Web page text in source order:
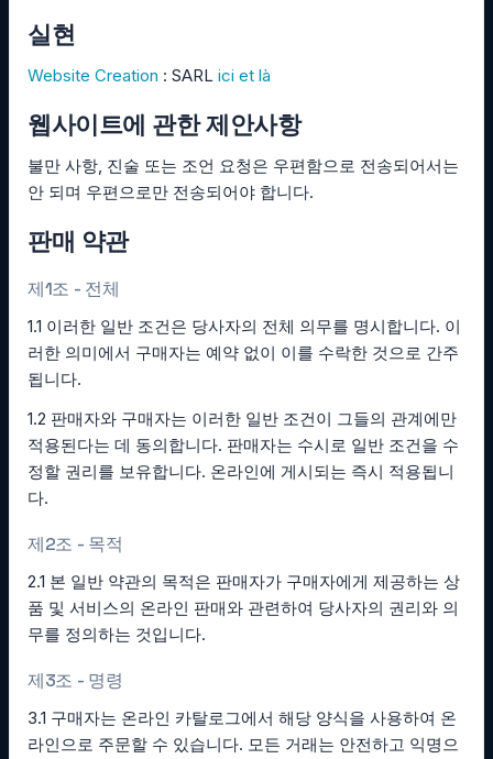
실현
Website Creation : SARL ici et là
웹사이트에 관한 제안사항
불만 사항, 진술 또는 조언 요청은 우편함으로 전송되어서는
안 되며 우편으로만 전송되어야 합니다.
판매 약관
제1조 - 전체
1.1 이러한 일반 조건은 당사자의 전체 의무를 명시합니다. 이
러한 의미에서 구매자는 예약 없이 이를 수락한 것으로 간주
됩니다.
1.2 판매자와 구매자는 이러한 일반 조건이 그들의 관계에만
적용된다는 데 동의합니다. 판매자는 수시로 일반 조건을 수
정할 권리를 보유합니다. 온라인에 게시되는 즉시 적용됩니
다.
제2조 - 목적
2.1 본 일반 약관의 목적은 판매자가 구매자에게 제공하는 상
품 및 서비스의 온라인 판매와 관련하여 당사자의 권리와 의
무를 정의하는 것입니다.
제3조 - 명령
3.1 구매자는 온라인 카탈로그에서 해당 양식을 사용하여 온
라인으로 주문할 수 있습니다. 모든 거래는 안전하고 익명으